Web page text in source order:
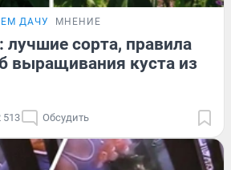
ДАЧУ МНЕНИЕ
сорта, правила
выращивания куста из
513 Обсудить